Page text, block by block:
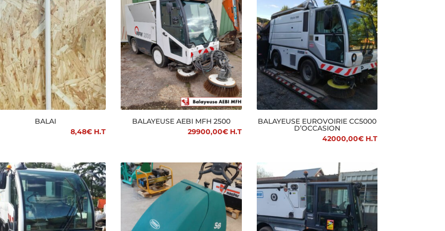
BALAI
8,48€ H.T
BALAYEUSE AEBI MFH 2500
29900,00€ H.T
BALAYEUSE EUROVOIRIE CC5000
D’OCCASION
42000,00€ H.T